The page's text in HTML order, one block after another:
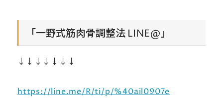
「一野式筋肉骨調整法 LINE@」
↓↓↓↓↓↓↓
https://line.me/R/ti/p/%40ail0907e